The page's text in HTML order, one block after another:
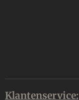
Klantenservice: